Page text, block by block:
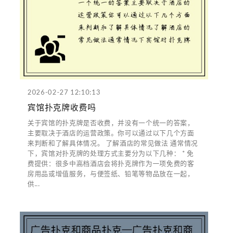
2026-02-27 12:10:13
宾馆扑克牌收费吗
关于宾馆的扑克牌是否收费，并没有一个统一的答案，
主要取决于酒店的运营政策。你可以通过以下几个方面
来判断和了解具体情况。 了解酒店的常见做法 通常情况
下，宾馆对扑克牌的处理方式主要分为以下几种： * 免
费提供：很多中高档酒店会将扑克牌作为一项免费的客
房用品或增值服务，与便签纸、铅笔等物品放在一起，
供...